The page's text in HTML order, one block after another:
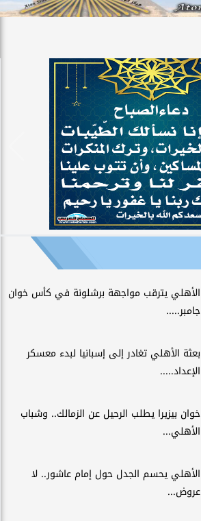
الأهلي يترقب مواجهة برشلونة في كأس خوان
جامبر.....
بعثة الأهلي تغادر إلى إسبانيا لبدء معسكر
الإعداد.....
خوان بيزيرا يطلب الرحيل عن الزمالك.. وشباب
الأهلي...
الأهلي يحسم الجدل حول إمام عاشور.. لا
عروض...